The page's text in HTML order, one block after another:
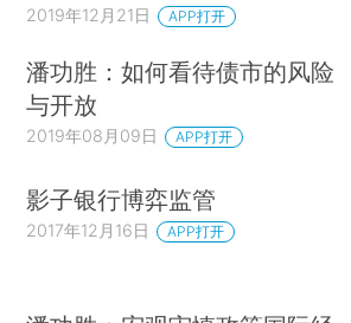
2019年12月21日 APP打开
潘功胜：如何看待债市的风险
与开放
2019年08月09日 APP打开
影子银行博弈监管
2017年12月16日 APP打开